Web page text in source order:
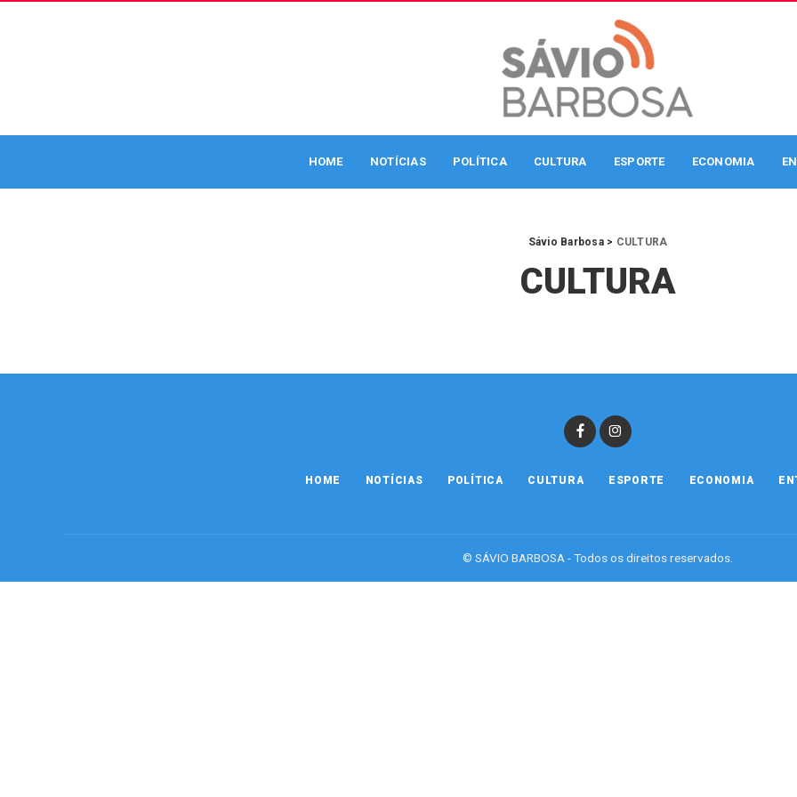
HOME NOTÍCIAS POLÍTICA CULTURA ESPORTE ECONOMIA
Sávio Barbosa> CULTURA
CULTURA
HOME NOTÍCIAS POLÍTICA CULTURA ESPORTE ECONOMIA
© SÁVIO BARBOSA - Todos os direitos reservados.